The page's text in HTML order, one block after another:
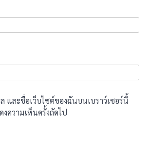
และชื่อเว็บไซต์ของฉันบนเบราว์เซอร์นี้
ความเห็นครั้งถัดไป